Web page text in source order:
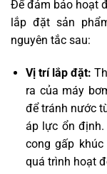
Để đảm bảo hoạt
lắp đặt sản
nguyên tắc sau:
Vị trí lắp đặt:
ra của máy
để tránh nước
áp lực ổn
cong gấp
quá trình hoạt